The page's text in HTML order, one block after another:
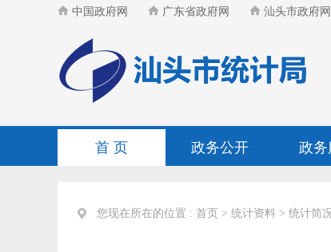
中国政府网 广东省政府网 汕头市政府网
首 页 政务公开 政务
您现在所在的位置 : 首页 > 统计资料 > 统计简